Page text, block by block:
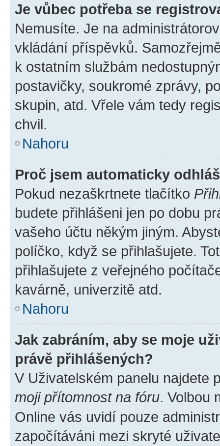
Je vůbec potřeba se
Nemusíte. Je na
vkládání příspěvků.
k ostatním službám
postavičky, soukromé zprávy,
skupin, atd. Vřele vám tedy
chvil.
Nahoru
Proč jsem automaticky
Pokud nezaškrtnete tlačítko
budete přihlášeni jen po dobu
vašeho účtu někým jiným.
políčko, když se přihlašujete.
přihlašujete z veřejného
kavárně, univerzitě atd.
Nahoru
Jak zabráním, aby se moje
právě přihlášených?
V Uživatelském panelu najdete
moji přítomnost na fóru. Volbou
Online vás uvidí pouze
započítáváni mezi skryté